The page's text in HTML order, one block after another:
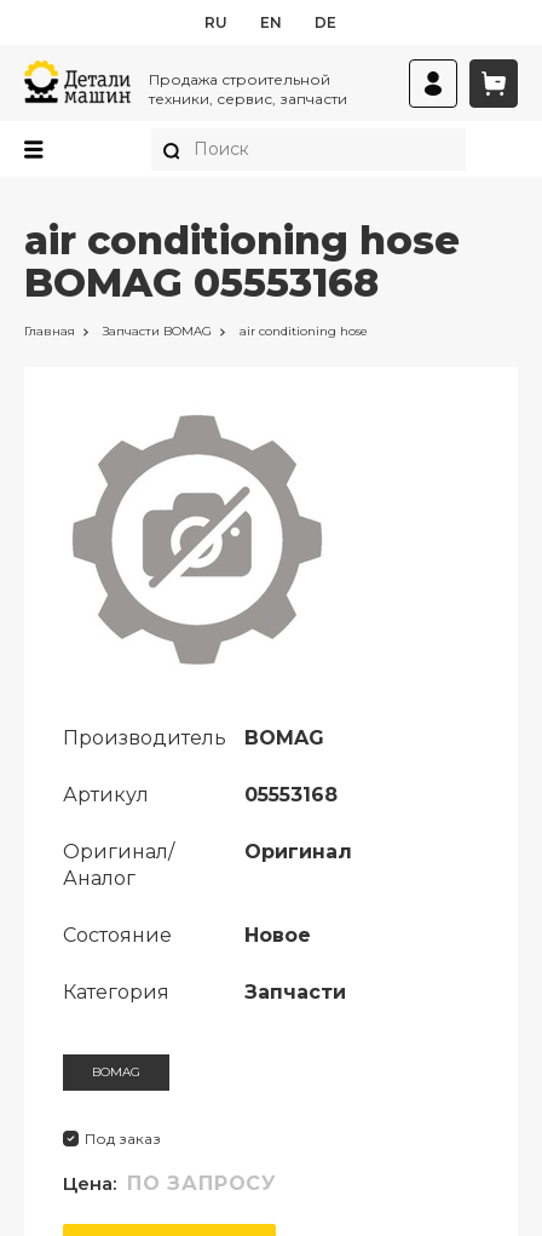
RU EN DE
Продажа строительной
техники, сервис, запчасти
air conditioning hose
BOMAG 05553168
Главная Запчасти BOMAG air conditioning hose
Производитель BOMAG
Артикул 05553168
Оригинал/
Аналог
Оригинал
Состояние Новое
Категория Запчасти
BOMAG
Под заказ
Цена: ПО ЗАПРОСУ